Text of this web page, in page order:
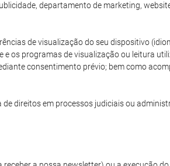
departamento de marketing,
de visualização do seu dispositivo
os programas de visualização ou leitura
consentimento prévio; bem como
direitos em processos judiciais ou